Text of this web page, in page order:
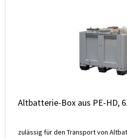
Altbatterie-Box aus PE-HD,
zulässig für den Transport von